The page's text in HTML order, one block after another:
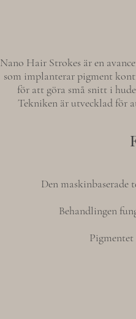
Nano Hair Strokes är en
som implanterar pigment
för att göra små snitt i
Tekniken är utvecklad för
Den
Behandlingen